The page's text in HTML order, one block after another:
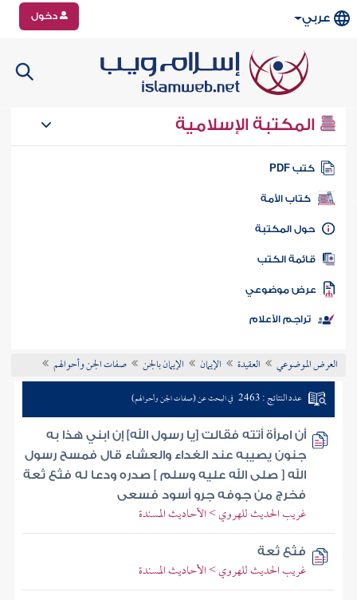
عربي دخول
المكتبة الإسلامية
كتب PDF
كتاب الأمة
المكتبة
الكتب
موضوعي
تراجم الأعلام
العرض الموضوعي العقيدة الإيمان الإيمان بالجن صفات الجن وأحوالهم
عدد النتائج : 2463 في البحث عن (صفات الجن وأحوالهم)
أن امرأة أتته فقالت [يا رسول الله] إن ابني هذا به
جنون يصيبه عند الغداء والعشاء قال فمسح رسول
الله [ صلى الله عليه وسلم ] صدره ودعا له فثع ثعة
فخرج من جوفه جرو أسود فسعى
غريب الحديث للهروي > الأحاديث المسندة
فثع ثعة
غريب الحديث للهروي > الأحاديث المسندة